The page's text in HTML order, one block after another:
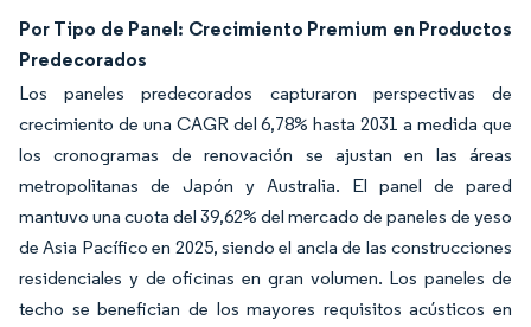
Por Tipo de Panel: Crecimiento Premium en Productos
Predecorados
Los paneles predecorados capturaron perspectivas de
crecimiento de una CAGR del 6,78% hasta 2031 a medida que
los cronogramas de renovación se ajustan en las áreas
metropolitanas de Japón y Australia. El panel de pared
mantuvo una cuota del 39,62% del mercado de paneles de yeso
de Asia Pacífico en 2025, siendo el ancla de las construcciones
residenciales y de oficinas en gran volumen. Los paneles de
techo se benefician de los mayores requisitos acústicos en